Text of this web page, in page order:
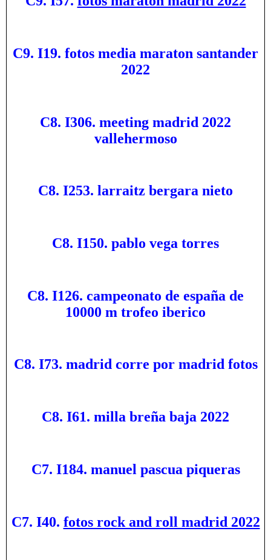
C9. I19. fotos media maraton santander
2022
C8. I306. meeting madrid 2022
vallehermoso
C8. I253. larraitz bergara nieto
C8. I150. pablo vega torres
C8. I126. campeonato de españa de
10000 m trofeo iberico
C8. I73. madrid corre por madrid fotos
C8. I61. milla breña baja 2022
C7. I184. manuel pascua piqueras
C7. I40. fotos rock and roll madrid 2022